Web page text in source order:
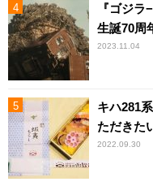
『ゴジ
生誕70周
2023.11.04
キハ281
ただきた
2022.09.30